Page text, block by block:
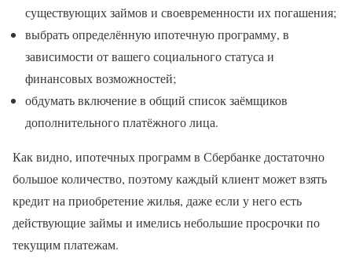
существующих займов и своевременности их погашения;
выбрать определённую ипотечную программу, в
зависимости от вашего социального статуса и
финансовых возможностей;
обдумать включение в общий список заёмщиков
дополнительного платёжного лица.
Как видно, ипотечных программ в Сбербанке достаточно
большое количество, поэтому каждый клиент может взять
кредит на приобретение жилья, даже если у него есть
действующие займы и имелись небольшие просрочки по
текущим платежам.